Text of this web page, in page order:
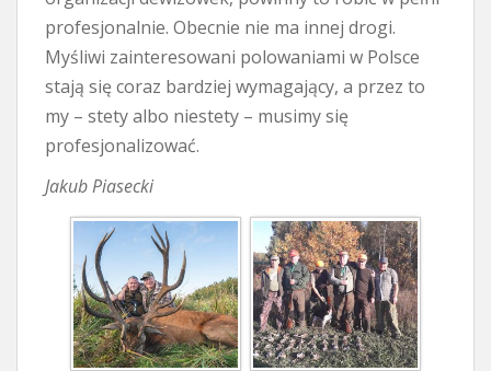
profesjonalnie. Obecnie nie ma innej drogi.
Myśliwi zainteresowani polowaniami w Polsce
stają się coraz bardziej wymagający, a przez to
my – stety albo niestety – musimy się
profesjonalizować.
Jakub Piasecki